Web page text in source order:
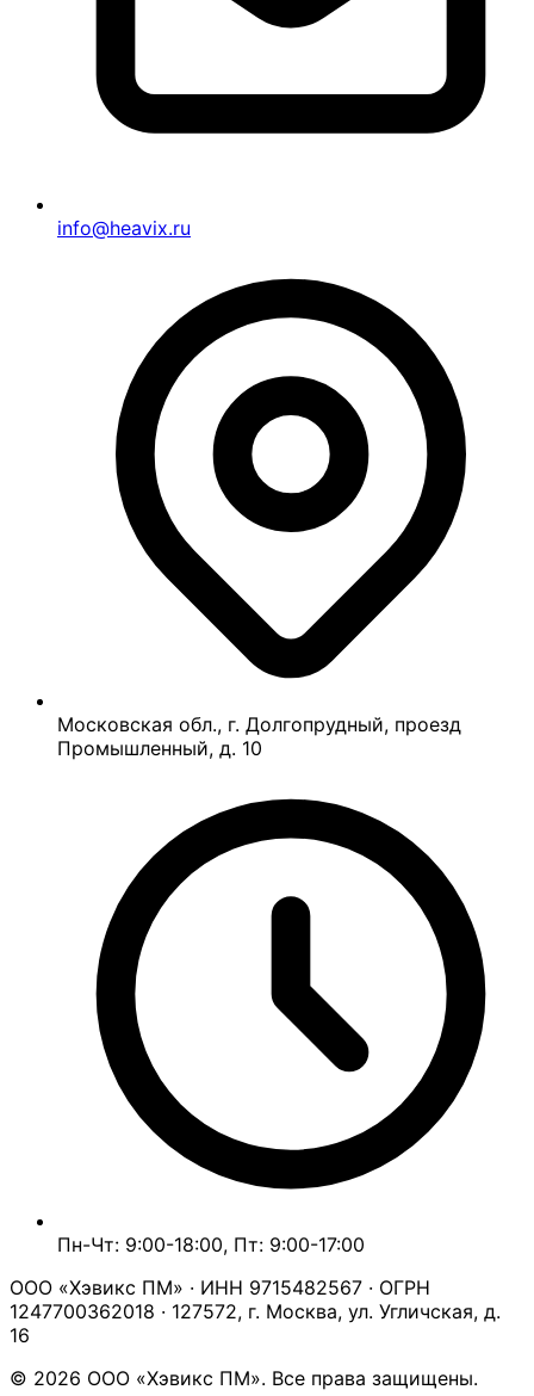
info@heavix.ru
Московская обл., г. Долгопрудный, проезд
Промышленный, д. 10
Пн-Чт: 9:00-18:00, Пт: 9:00-17:00
ООО «Хэвикс ПМ» · ИНН 9715482567 · ОГРН
1247700362018 · 127572, г. Москва, ул. Угличская, д.
16
© 2026 ООО «Хэвикс ПМ». Все права защищены.